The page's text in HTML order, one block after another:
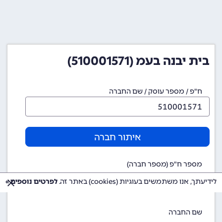
בית יבנה בעמ (510001571)
ח"פ / מספר עוסק / שם החברה
איתור חברה
מספר ח"פ (מספר חברה)
510001571
שם החברה
לידיעתך, אנו משתמשים בעוגיות (cookies) באתר זה. לפרטים נוספים »